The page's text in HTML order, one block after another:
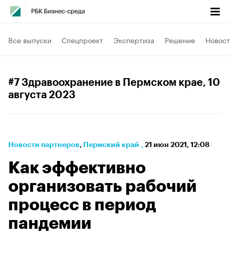
Все выпуски Спецпроект Экспертиза Решение
#7 Здравоохранение в Пермском крае, 10
августа 2023
Новости партнеров⁠, Пермский край , 21 июн 2021, 12:08
Как эффективно
организовать рабочий
процесс в период
пандемии